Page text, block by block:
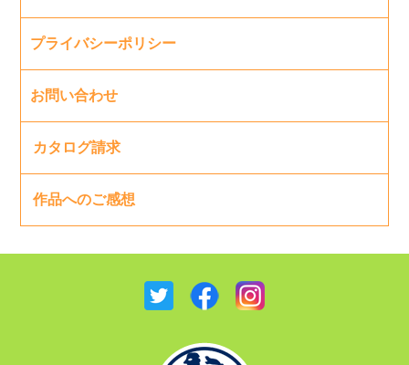
プライバシーポリシー
お問い合わせ
カタログ請求
作品へのご感想